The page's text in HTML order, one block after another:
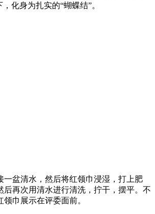
化身为扎实的“蝴蝶结”。
一盆清水，然后将红领巾浸湿，打上肥
后再次用清水进行清洗，拧干，摆平。不
巾展示在评委面前。